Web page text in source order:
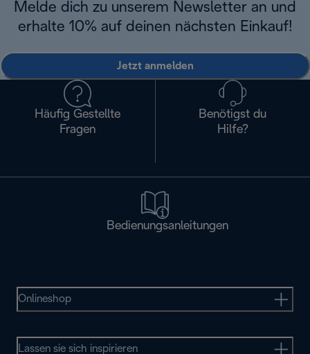
Melde dich zu unserem Newsletter an und
erhalte 10% auf deinen nächsten Einkauf!
Jetzt anmelden
Häufig Gestellte
Fragen
Benötigst du
Hilfe?
Bedienungsanleitungen
Onlineshop
Lassen sie sich inspirieren